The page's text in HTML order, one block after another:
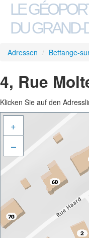
LE
DU
Adressen / Bettange-
4, Rue
Klicken Sie auf den
+
–